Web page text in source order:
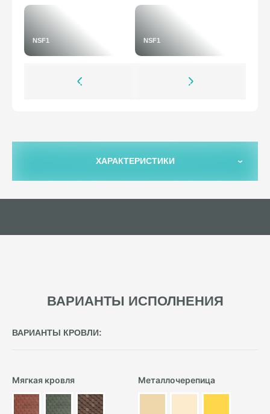
NSF1 NSF1
ХАРАКТЕРИСТИКИ
ВАРИАНТЫ ИСПОЛНЕНИЯ
ВАРИАНТЫ КРОВЛИ:
Мягкая кровля Металлочерепица